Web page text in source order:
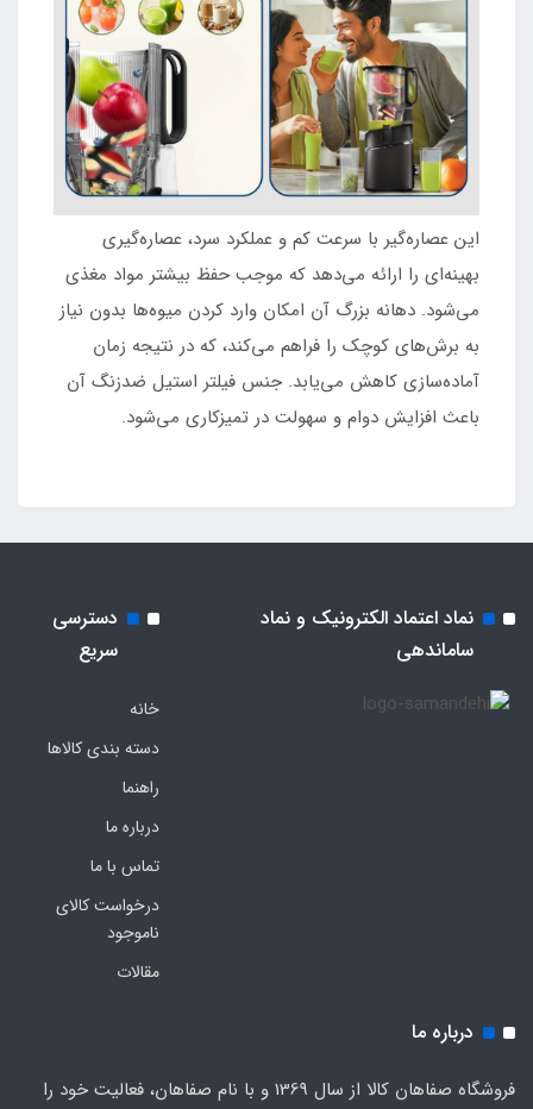
این عصاره‌گیر با سرعت کم و عملکرد سرد، عصاره‌گیری
بهینه‌ای را ارائه می‌دهد که موجب حفظ بیشتر مواد مغذی
می‌شود. دهانه بزرگ آن امکان وارد کردن میوه‌ها بدون نیاز
به برش‌های کوچک را فراهم می‌کند، که در نتیجه زمان
آماده‌سازی کاهش می‌یابد. جنس فیلتر استیل ضدزنگ آن
باعث افزایش دوام و سهولت در تمیزکاری می‌شود.
نماد اعتماد الکترونیک و نماد
ساماندهی
دسترسی
سریع
خانه
دسته بندی کالاها
راهنما
درباره ما
تماس با ما
درخواست کالای
ناموجود
مقالات
درباره ما
فروشگاه صفاهان کالا از سال 1369 و با نام صفاهان، فعالیت خود را